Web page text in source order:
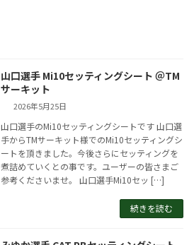
山口選手 Mi10セッティングシート ＠TM
サーキット
2026年5月25日
山口選手のMi10セッティングシートです 山口選
手からTMサーキット様でのMi10セッティングシ
ートを頂きました。今後さらにセッティングを
煮詰めていくとの事です。ユーザーの皆さまご
参考くださいませ。 山口選手Mi10セッ […]
続きを読む